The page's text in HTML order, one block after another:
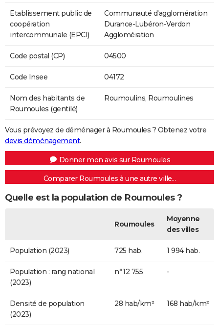
Etablissement public de
coopération
intercommunale (EPCI)
Communauté d'agglomération
Durance-Lubéron-Verdon
Agglomération
Code postal (CP) 04500
Code Insee 04172
Nom des habitants de
Roumoules (gentilé)
Roumoulins, Roumoulines
Vous prévoyez de déménager à Roumoules ? Obtenez votre
devis déménagement.
Donner mon avis sur Roumoules
Comparer Roumoules à une autre ville...
Quelle est la population de Roumoules ?
Roumoules
Moyenne
des villes
Population (2023) 725 hab. 1 994 hab.
Population : rang national
(2023)
n°12 755 -
Densité de population
(2023)
28 hab/km² 168 hab/km²